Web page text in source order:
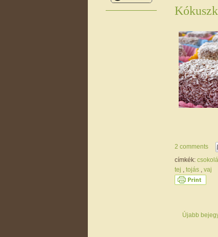
2 comments
címkék:
tej , tojás , vaj
Újabb